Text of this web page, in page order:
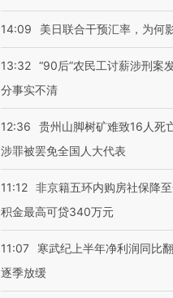
14:09 美日联合干预汇率，为何
13:32 “90后”农民工讨薪涉刑案
分事实不清
12:36
贵州山脚树矿难致16人死
涉罪被罢免全国人大代表
11:12 非京籍五环内购房社保降
积金最高可贷340万元
11:07
寒武纪上半年净利润同比
逐季放缓